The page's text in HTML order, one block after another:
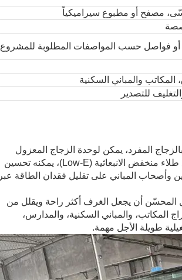
مصفح أو مطبوع سيراميكياً
أو فواصل حسب المواصفات المطلوبة للمشروع
المكاتب والمباني السكنية
للتصدير
المفرد، يمكن لوحدة الزجاج المعزول
(IGU) إبطاء تبادل الحرارة بين البيئات الداخلية والخارجية. عند استخدامه مع طلاء منخفض الانبعاثية (Low-E)، يمكنه تحسين
وأصحاب المباني على تقليل فقدان الطاقة عبر
المحسّن أن يجعل الغرف أكثر راحة ويقلل من
المكاتب، والمباني السكنية، والمدارس،
طويلة الأجل مهمة.